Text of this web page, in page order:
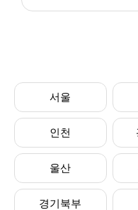
서울
인천
울산
경기북부